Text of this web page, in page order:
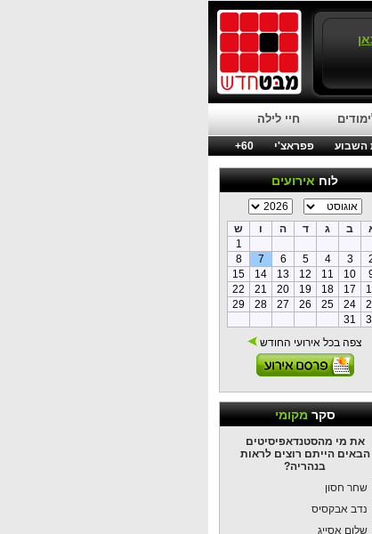
חיי לילה
השבוע פפראצ'י
60+
לוחאירועים
ב ג ד ה ו
ש
1
3
4
5
6
7
8
10
11
12
13
14
15
17
18
19
20
21
22
24
25
26
27
28
29
31
צפה בכל אירועי החודש
סקרמקומי
את מי מהסטנדאפיסיטים
הבאים הייתם רוצים לראות
בנהריה?
שחר חסון
נדב אבקסיס
שלום אסייג